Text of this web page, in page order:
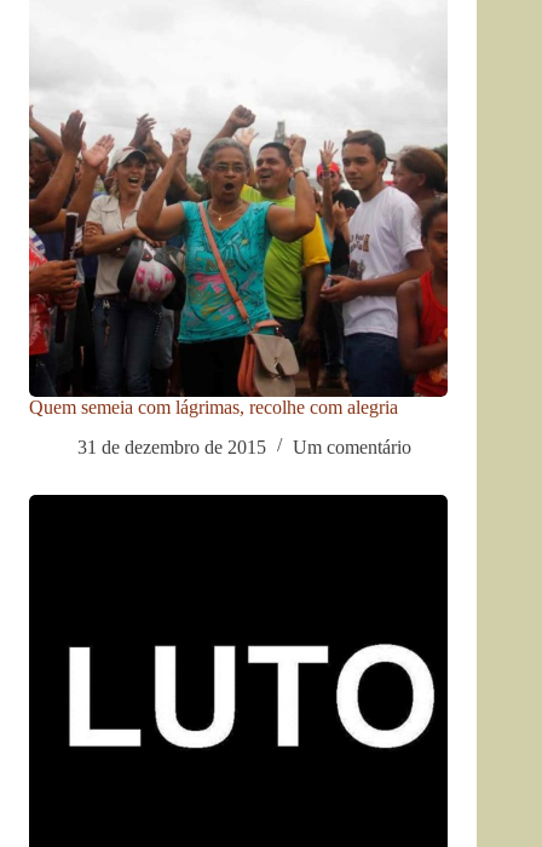
Quem semeia com lágrimas, recolhe com alegria
31 de dezembro de 2015
Um comentário